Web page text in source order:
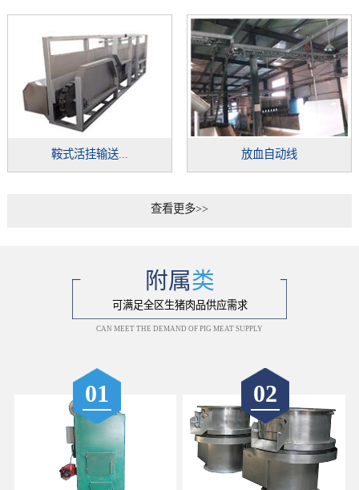
鞍式活挂输送... 放血自动线
查看更多>>
附属类
可满足全区生猪肉品供应需求
CAN MEET THE DEMAND OF PIG MEAT SUPPLY
01 02